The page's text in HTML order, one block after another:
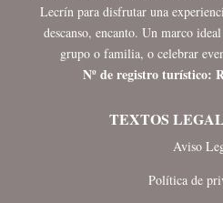
Lecrín para disfrutar una
descanso, encanto. Un marco
grupo o familia, o celebrar
Nº de registro turístico:
TEXTOS
Aviso
Política de